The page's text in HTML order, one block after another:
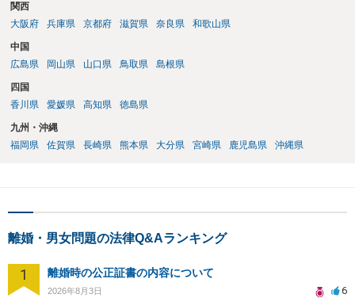
関西
大阪府
兵庫県 京都府 滋賀県 奈良県 和歌山県
中国
広島県
岡山県 山口県 鳥取県 島根県
四国
香川県
愛媛県 高知県 徳島県
九州・沖縄
福岡県
佐賀県 長崎県 熊本県 大分県 宮崎県 鹿児島県 沖縄県
離婚・男女問題の法律Q&Aランキング
1 離婚時の公正証書の内容について
2026年8月3日 6